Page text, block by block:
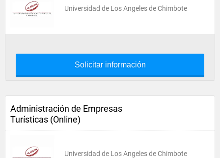
Universidad de Los Angeles de Chimbote
Solicitar información
Administración de Empresas
Turísticas (Online)
Universidad de Los Angeles de Chimbote